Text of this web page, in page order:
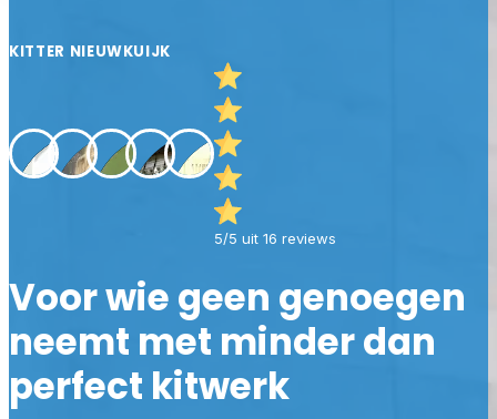
KITTER NIEUWKUIJK
5/5 uit 16 reviews
Voor wie geen genoegen
neemt met minder dan
perfect kitwerk